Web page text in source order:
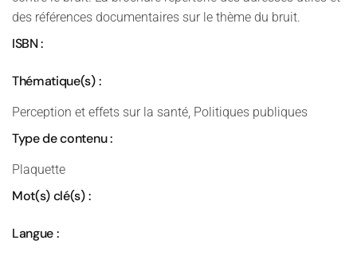
des références documentaires sur le thème du bruit.
ISBN :
Thématique(s) :
Perception et effets sur la santé, Politiques publiques
Type de contenu :
Plaquette
Mot(s) clé(s) :
Langue :